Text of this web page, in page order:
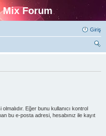
Mix Forum
Giriş
Eğer bunu kullanıcı kontrol
bu e-posta adresi, hesabınız ile kayıt